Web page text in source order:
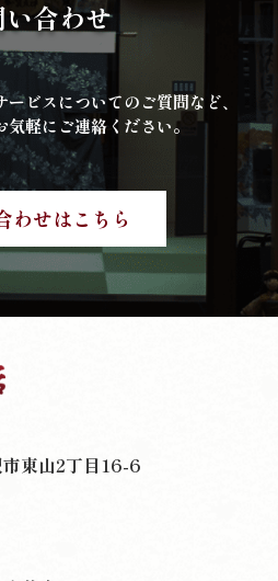
い合わせ
ビスについてのご質問など、
軽にご連絡ください。
わせはこちら
東山2丁目16-6